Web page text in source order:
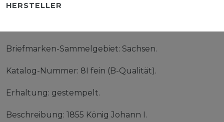
HERSTELLER
Briefmarken-Sammelgebiet: Sachsen.
Katalog-Nummer: 8I fein (B-Qualität).
Erhaltung: gestempelt.
Beschreibung: 1855 König Johann I.